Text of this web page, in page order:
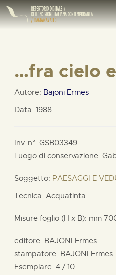
…fra cielo
Autore: Bajoni Ermes
Data: 1988
Inv. n°: GSB03349
Luogo di conservazione:
Soggetto: PAESAGGI E
Tecnica: Acquatinta
Misure foglio (H x B): mm
editore: BAJONI Ermes
stampatore: BAJONI Ermes
Esemplare: 4 / 10